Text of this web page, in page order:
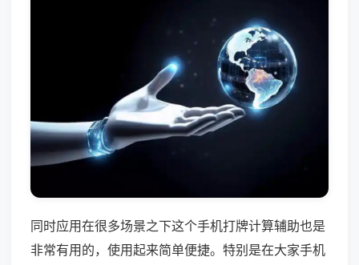
同时应用在很多场景之下这个手机打牌计算辅助也是
非常有用的，使用起来简单便捷。特别是在大家手机